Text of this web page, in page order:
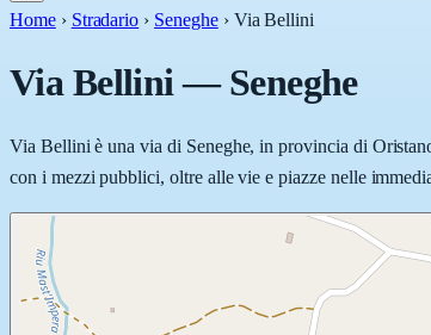
Home › Stradario › Seneghe › Via Bellini
Via Bellini—Seneghe
Via Bellini è una via di Seneghe, in provincia di
con i mezzi pubblici, oltre alle vie e piazze nelle